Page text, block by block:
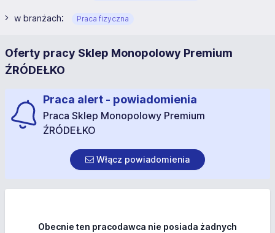
w branżach: Praca fizyczna
Oferty pracy Sklep Monopolowy Premium
ŹRÓDEŁKO
Praca alert - powiadomienia
Praca Sklep Monopolowy Premium
ŹRÓDEŁKO
Włącz powiadomienia
Obecnie ten pracodawca nie posiada żadnych